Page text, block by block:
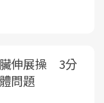
伸展操 3分
問題